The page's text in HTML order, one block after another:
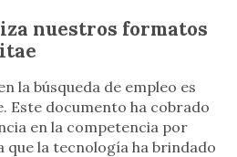
nuestros formatos
la búsqueda de empleo es
Este documento ha cobrado
en la competencia por
que la tecnología ha brindado